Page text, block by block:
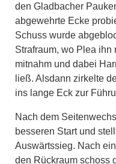
den Gladbacher
abgewehrte Ecke
Schuss wurde
Strafraum, wo Plea ihn
mitnahm und dabei
ließ. Alsdann zirkelte
ins lange Eck zur
Nach dem
besseren Start und
Auswärtssieg. Nach
den Rückraum schoss